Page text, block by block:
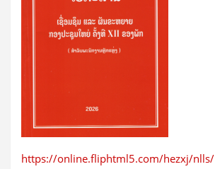
https://online.fliphtml5.com/hezxj/nlls/